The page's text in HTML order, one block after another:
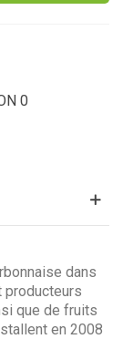
0
dans
producteurs
que de fruits
en 2008